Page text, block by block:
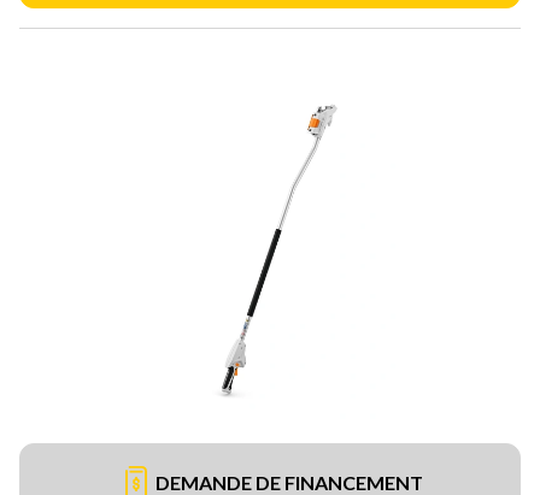
DEMANDE DE FINANCEMENT